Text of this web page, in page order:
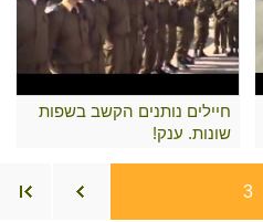
חיילים נותנים הקשב בשפות
שונות. ענק!
3